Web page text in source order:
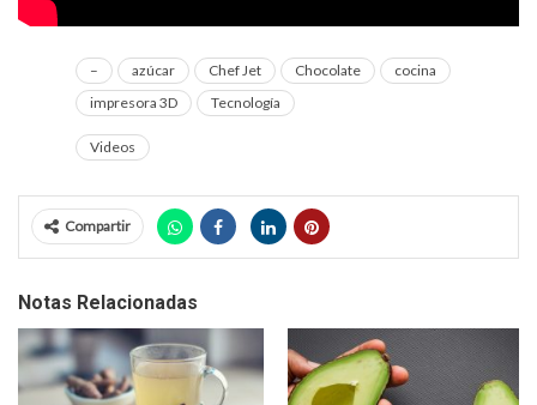
– azúcar Chef Jet Chocolate
cocina
impresora 3D
Tecnología
Videos
Compartir
Notas Relacionadas